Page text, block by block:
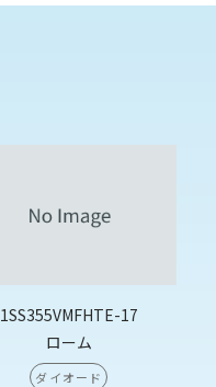
1SS355VMFHTE-17
ローム
ダイオード